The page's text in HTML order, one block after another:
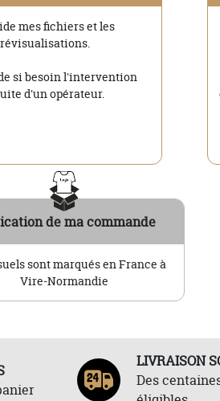
mes fichiers et les
si besoin l'intervention
d'un opérateur.
de ma commande
sont marqués en France à
Vire-Normandie
LIVRAISON
Des